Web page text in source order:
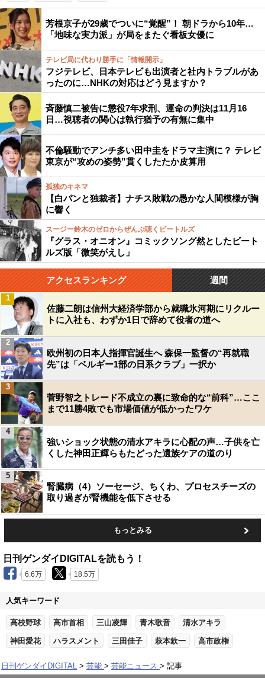
芳根京子が29歳でついに“覚醒”！ 朝ドラから10年…
「地味な実力派」が局をまたぐ看板女優に
テレビ局に代わり勝手に「情報開示」
フジテレビ、日本テレビも出演者と社内トラブルがあ
ったのに…NHKの対応はどう見ますか？
斉藤慎二被告に懲役7年求刑、運命の判決は11月16
日…視聴者の関心は執行猶予の有無に集中
不倫騒動でアンチ多い田中圭をドラマ主演に？ テレビ
東京が“攻めの姿勢”貫くしたたか皮算用
孤独のキネマ
【白パンと独裁者】ナチス敗戦の愚かな人間模様が胸
に響く
スージー鈴木のゼロからぜんぶ聴くビートルズ
『グラス・オニオン』コミックソング然としたビート
ルズ版「微笑がえし」
アクセスランキング 週間
佐藤二朗は信州大経済学部から就職氷河期にリクルー
トに入社も、わずか1日で辞めて役者の道へ
1
欧州初の日本人指揮官誕生へ 森保一監督の“再就職
先”は「ベルギー1部の日系クラブ」一択か
2
菅野智之トレード不成立の裏に致命的な“前科”…ここ
まで11勝4敗でも市場価値が低かったワケ
3
強いショック状態の清水アキラに心配の声…子供を亡
くした神田正輝らもたどった遺族ケアの道のり
4
腎臓病（4）ソーセージ、ちくわ、プロセスチーズの
取り過ぎが腎機能を低下させる
5
もっとみる
日刊ゲンダイDIGITALを読もう！
6.6万 18.5万
人気キーワード
高校野球 高市首相 三山凌輝 青木歌音 清水アキラ
神田愛花 ハラスメント 三田佳子 萩本欽一 高市政権
日刊ゲンダイDIGITAL 芸能 芸能ニュース 記事